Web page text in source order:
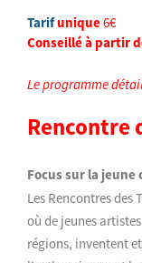
Tarifunique6€
Conseilléà partir
Le programme
Rencontre
Focus sur la jeune
Les Rencontres des
où de jeunes ar
régions, inventent